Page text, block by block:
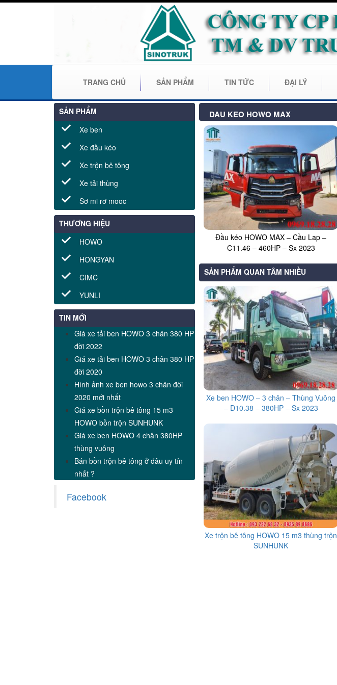
TRANG CHỦ SẢN PHẨM TIN TỨC ĐẠI LÝ
SẢN PHẨM
Xe ben
Xe đầu kéo
Xe trộn bê tông
Xe tải thùng
Sơ mi rơ mooc
THƯƠNG HIỆU
HOWO
HONGYAN
CIMC
YUNLI
TIN MỚI
Giá xe tải ben HOWO 3 chân 380 HP
đời 2022
Giá xe tải ben HOWO 3 chân 380 HP
đời 2020
Hình ảnh xe ben howo 3 chân đời
2020 mới nhất
Giá xe bồn trộn bê tông 15 m3
HOWO bồn trộn SUNHUNK
Giá xe ben HOWO 4 chân 380HP
thùng vuông
Bán bồn trộn bê tông ở đâu uy tín
nhất ?
Facebook
DAU KEO HOWO MAX
Đầu kéo HOWO MAX – Cầu Lap –
C11.46 – 460HP – Sx 2023
SẢN PHẨM QUAN TÂM NHIỀU
Xe ben HOWO – 3 chân – Thùng Vuông
– D10.38 – 380HP – Sx 2023
Xe trộn bê tông HOWO 15 m3 thùng trộn
SUNHUNK